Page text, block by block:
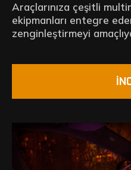
Araçlarınıza çeşitli
ekipmanları entegre
zenginleştirmeyi